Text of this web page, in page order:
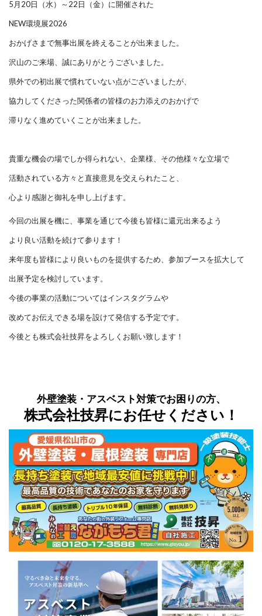
5月20日（水）～22日（金）に開催された
NEW環境展2026
おかげさまで無事出展を終えることが出来ました。
沢山のご来場、誠にありがとうございました。
県外での初出展で慣れていない点がございましたが、
協力してくださった関係者の皆様のお力添えのおかげで
滞りなく進めていくことが出来ました。
貴重な機会の場でしか得られない、企業様、その他様々な立場で
活動されている方々と直接意見を交えられたこと、
心より感謝と御礼を申し上げます。
今回の出展を機に、事業を通じて今後も皆様に還元出来るよう
より良い活動を続けて参ります！
来年度も皆様により良いものを提供するため、参加ブースを拡大して
出展予定を検討しています。
今後の事業の活動についてはインスタグラムや
改めてお伝えできる場を設けて発信する予定です。
今後とも株式会社技昇をよろしくお願い致します！
外壁塗装・アスベスト対策でお困りの方、
株式会社技昇にお任せください！